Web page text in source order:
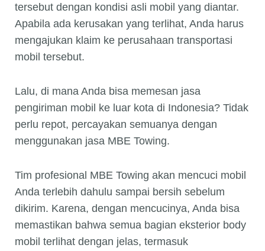
tersebut dengan kondisi asli mobil yang diantar.
Apabila ada kerusakan yang terlihat, Anda harus
mengajukan klaim ke perusahaan transportasi
mobil tersebut.
Lalu, di mana Anda bisa memesan jasa
pengiriman mobil ke luar kota di Indonesia? Tidak
perlu repot, percayakan semuanya dengan
menggunakan jasa MBE Towing.
Tim profesional MBE Towing akan mencuci mobil
Anda terlebih dahulu sampai bersih sebelum
dikirim. Karena, dengan mencucinya, Anda bisa
memastikan bahwa semua bagian eksterior body
mobil terlihat dengan jelas, termasuk